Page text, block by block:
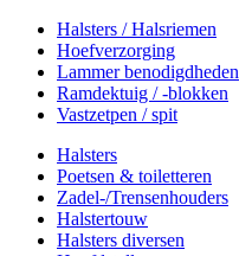
Halsters / Halsriemen
Hoefverzorging
Lammer benodigdheden
Ramdektuig / -blokken
Vastzetpen / spit
Halsters
Poetsen & toiletteren
Zadel-/Trensenhouders
Halstertouw
Halsters diversen